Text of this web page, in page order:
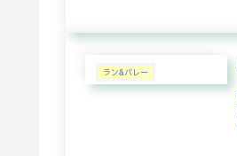
ラン&バレー